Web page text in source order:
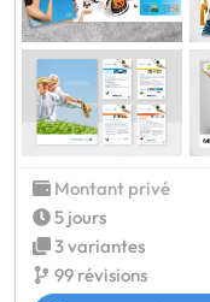
Montant privé
5 jours
3 variantes
99 révisions